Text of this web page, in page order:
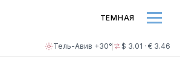
Тель-Авив +30° $ 3.01 · € 3.46
ТЕМНАЯ